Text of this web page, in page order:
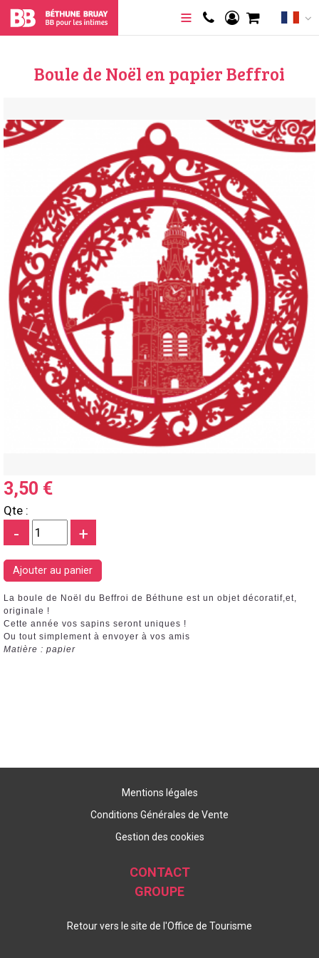
Boule de Noël en papier Beffroi
3,50 €
Qte :
- +
La boule de Noël du Beffroi de Béthune est un objet décoratif,et,
originale !
Cette année vos sapins seront uniques !
Ou tout simplement à envoyer à vos amis
Matière : papier
Mentions légales
Conditions Générales de Vente
Gestion des cookies
CONTACT
GROUPE
Retour vers le site de l'Office de Tourisme